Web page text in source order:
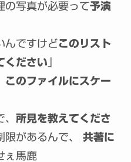
の写真が必要って予演
んですけどこのリスト
ください
このファイルにスケー
所見を教えてくださ
限があるんで、 共著に
ぇ馬鹿